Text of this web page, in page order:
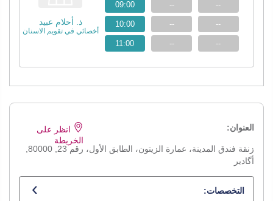
ذ. أحلام عبيد
أخصائي في تقويم الاسنان
--
--
--
--
--
--
09:00
10:00
11:00
العنوان:
أگادير
انظر على
الخريطة
التخصصات: